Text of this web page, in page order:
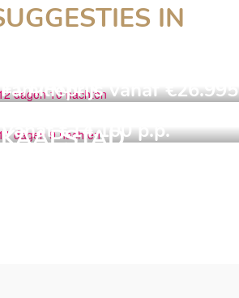
IN
KAAPSTAD,
Familieprijs vanaf €26.995
11 DAGEN
9 NACHTEN
Vanaf €14.100 p.p.